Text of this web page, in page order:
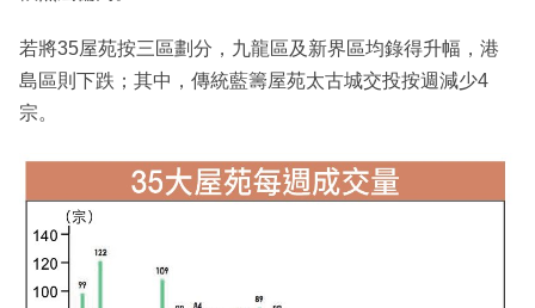
若將35屋苑按三區劃分，九龍區及新界區均錄得升幅，港
島區則下跌；其中，傳統藍籌屋苑太古城交投按週減少4
宗。